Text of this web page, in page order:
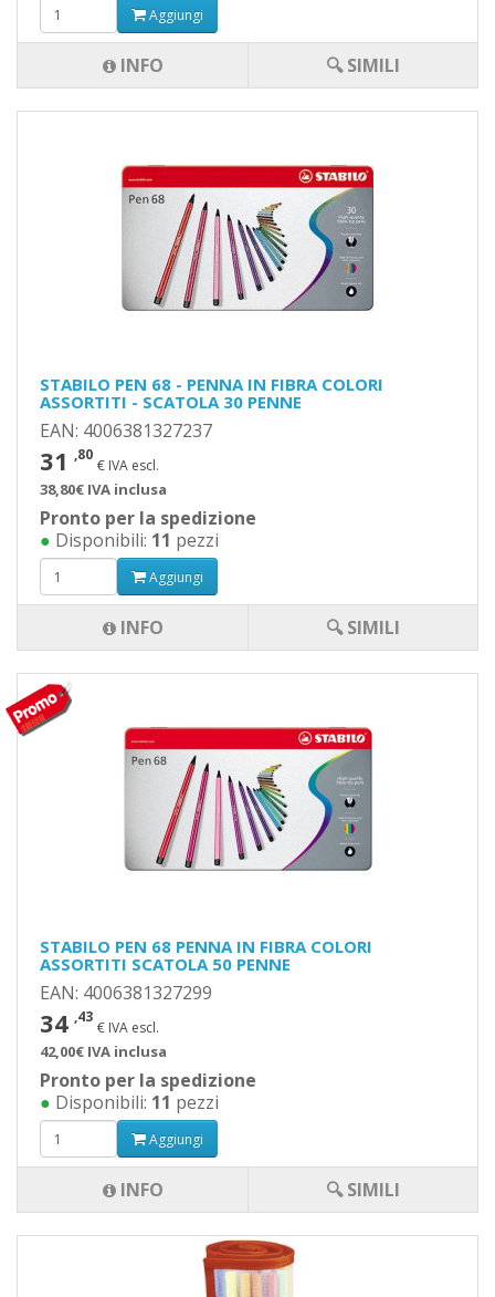
Aggiungi
INFO 🔍 SIMILI
STABILO PEN 68 - PENNA IN FIBRA COLORI
ASSORTITI - SCATOLA 30 PENNE
EAN: 4006381327237
31 ,80
€ IVA escl.
38,80€ IVA inclusa
Pronto per la spedizione
● Disponibili: 11 pezzi
Aggiungi
INFO 🔍 SIMILI
STABILO PEN 68 PENNA IN FIBRA COLORI
ASSORTITI SCATOLA 50 PENNE
EAN: 4006381327299
34 ,43
€ IVA escl.
42,00€ IVA inclusa
Pronto per la spedizione
● Disponibili: 11 pezzi
Aggiungi
INFO 🔍 SIMILI